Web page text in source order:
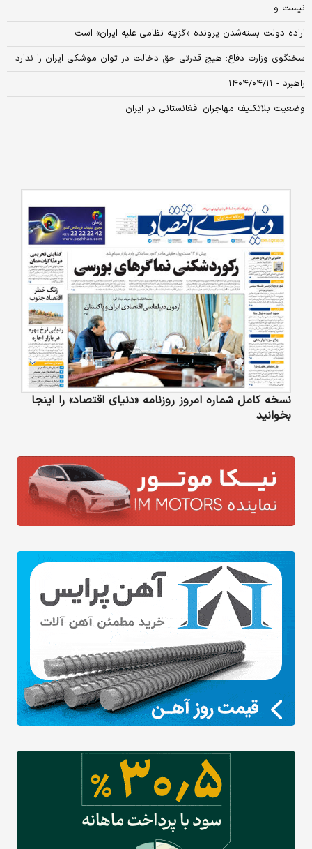
نیست و...
اراده دولت بسته‌شدن پرونده «گزینه نظامی علیه ایران» است
سخنگوی وزارت دفاع: هیچ‌ قدرتی حق دخالت در توان موشکی ایران را ندارد
راهبرد - ۱۴۰۴/۰۴/۱۱
وضعیت بلاتکلیف مهاجران افغانستانی در ایران
نسخه کامل شماره امروز روزنامه «دنیای‌ اقتصاد» را اینجا
بخوانید